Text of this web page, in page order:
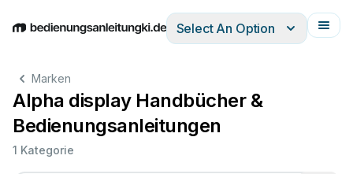
EnglishDeutschEspañolItalianoFrançais
Select An Option
Marken
Alpha display Handbücher &
Bedienungsanleitungen
1 Kategorie